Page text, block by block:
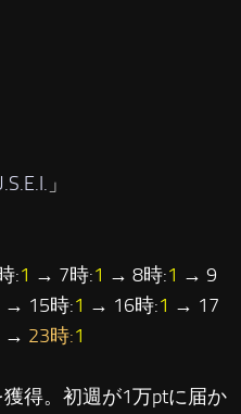
」
:1 → 7時:1 → 8時:1 → 9
→ 15時:1 → 16時:1 → 17
→ 23時:1
得。初週が1万ptに届か